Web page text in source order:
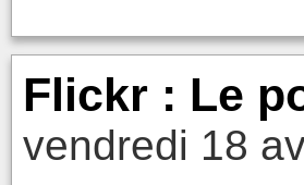
Flickr : Le
vendredi 18